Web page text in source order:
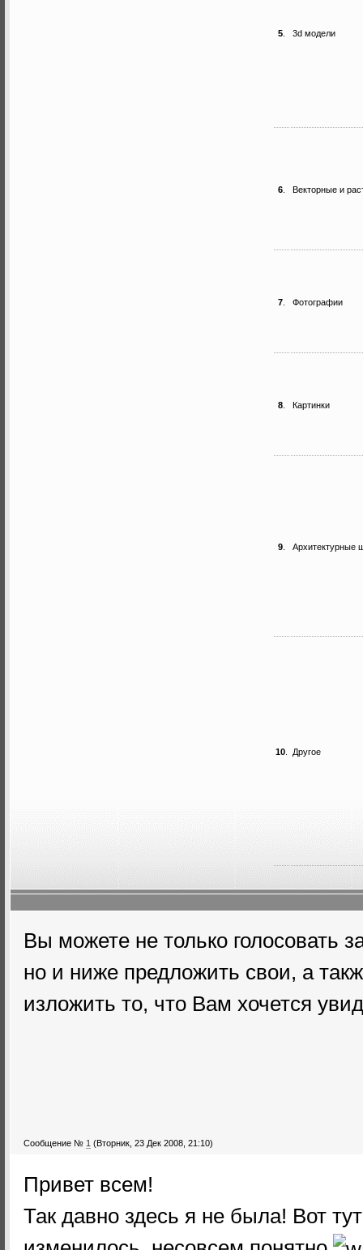
5 3d модели
6 Векторные и
7 Фотографии
8 Картинки
9 Архитектурные
10 Другое
Вы можете не только голосовать
но и ниже предложить свои, а
изложить то, что Вам хочется
Сообщение № 1 (Вторник, 23 Дек 2008, 21:10)
Привет всем!
Так давно здесь я не была! Вот